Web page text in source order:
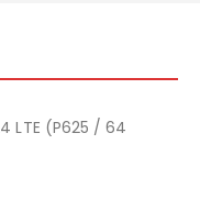
LTE (P625 / 64